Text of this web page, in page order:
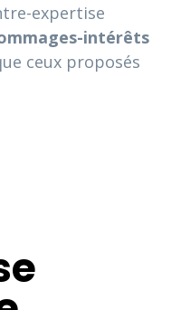
expertise
intérêts
ceux proposés